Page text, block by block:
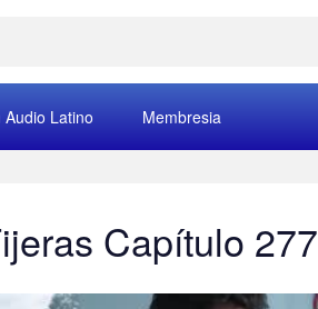
Latino Membresia
Capítulo 277